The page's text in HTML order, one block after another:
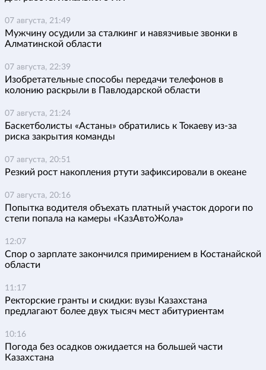
07 августа, 21:49
Мужчину осудили за сталкинг и навязчивые звонки в
Алматинской области
07 августа, 22:39
Изобретательные способы передачи телефонов в
колонию раскрыли в Павлодарской области
07 августа, 21:24
Баскетболисты «Астаны» обратились к Токаеву из-за
риска закрытия команды
07 августа, 20:51
Резкий рост накопления ртути зафиксировали в океане
07 августа, 20:16
Попытка водителя объехать платный участок дороги по
степи попала на камеры «КазАвтоЖола»
12:07
Спор о зарплате закончился примирением в Костанайской
области
11:17
Ректорские гранты и скидки: вузы Казахстана
предлагают более двух тысяч мест абитуриентам
10:16
Погода без осадков ожидается на большей части
Казахстана